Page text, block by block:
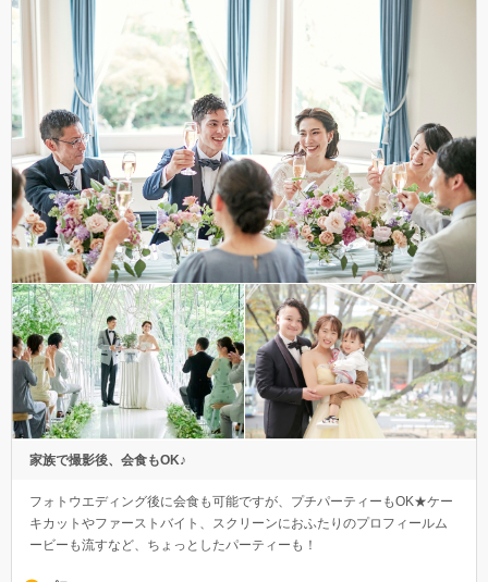
家族で撮影後、会食もOK♪
フォトウエディング後に会食も可能ですが、プチパーティーもOK★ケー
キカットやファーストバイト、スクリーンにおふたりのプロフィールム
ービーも流すなど、ちょっとしたパーティーも！